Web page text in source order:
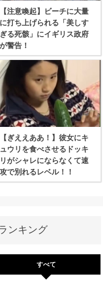
【注意喚起】ビーチに大量
に打ち上げられる「美しす
ぎる死骸」にイギリス政府
が警告！
【ぎええああ！】彼女にキ
ュウリを食べさせるドッキ
リがシャレにならなくて速
攻で別れるレベル！！
ンキング
すべて